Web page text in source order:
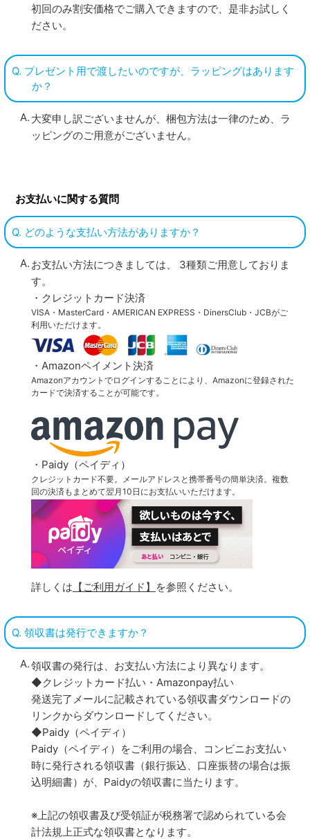
初回のみ割安価格でご購入できますので、是非お試しく
ださい。
Q. プレゼント用で渡したいのですが、ラッピングはあります
か？
大変申し訳ございませんが、梱包方法は一律のため、ラ
ッピングのご用意がございません。
お支払いに関する質問
Q. どのような支払い方法がありますか？
お支払い方法につきましては、 3種類ご用意しておりま
す。
・クレジットカード決済
VISA・MasterCard・AMERICAN EXPRESS・DinersClub・JCBがご
利用いただけます。
・Amazonペイメント決済
Amazonアカウントでログインすることにより、Amazonに登録された
カードで決済することが可能です。
・Paidy（ペイディ）
クレジットカード不要。メールアドレスと携帯番号の簡単決済。複数
回の決済もまとめて翌月10日にお支払いいただけます。
詳しくは 【ご利用ガイド】 を参照ください。
Q. 領収書は発行できますか？
領収書の発行は、お支払い方法により異なります。
◆クレジットカード払い・Amazonpay払い
発送完了メールに記載されている領収書ダウンロードの
リンクからダウンロードしてください。
◆Paidy（ペイディ）
Paidy（ペイディ）をご利用の場合、コンビニお支払い
時に発行される領収書（銀行振込、口座振替の場合は振
込明細書）が、Paidyの領収書に当たります。
※上記の領収書及び受領証が税務署で認められている会
計法規上正式な領収書となります。